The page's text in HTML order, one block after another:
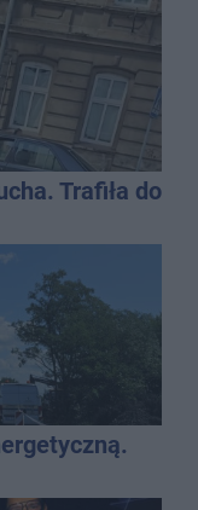
Trafiła do